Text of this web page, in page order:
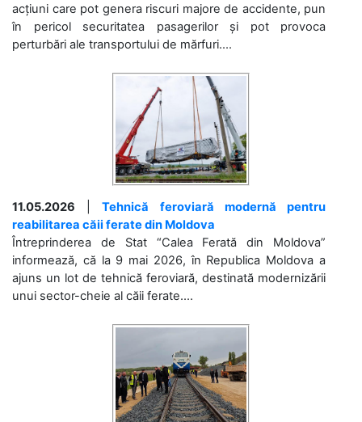
acțiuni care pot genera riscuri majore de accidente, pun
în pericol securitatea pasagerilor și pot provoca
perturbări ale transportului de mărfuri....
11.05.2026 |Tehnică feroviară modernă pentru
reabilitarea căii ferate din Moldova
Întreprinderea de Stat “Calea Ferată din Moldova”
informează, că la 9 mai 2026, în Republica Moldova a
ajuns un lot de tehnică feroviară, destinată modernizării
unui sector-cheie al căii ferate....